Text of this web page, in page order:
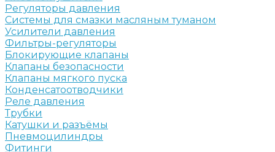
Регуляторы давления
Системы для смазки масляным туманом
Усилители давления
Фильтры-регуляторы
Блокирующие клапаны
Клапаны безопасности
Клапаны мягкого пуска
Конденсатоотводчики
Реле давления
Трубки
Катушки и разъёмы
Пневмоцилиндры
Фитинги